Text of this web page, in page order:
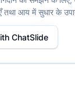
आय में सुधार के
ChatSlide